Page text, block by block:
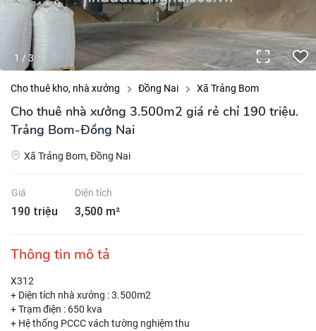
1 / 3
Cho thuê kho, nhà xưởng Đồng Nai Xã Trảng Bom
Cho thuê nhà xưởng 3.500m2 giá rẻ chỉ 190 triệu.
Trảng Bom-Đồng Nai
Xã Trảng Bom, Đồng Nai
Giá
190 triệu
Diện tích
3,500 m²
Thông tin mô tả
X312
+ Diện tích nhà xưởng : 3.500m2
+ Trạm điện : 650 kva
+ Hệ thống PCCC vách tường nghiệm thu